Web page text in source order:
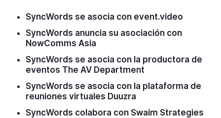
SyncWords se asocia con event.video
SyncWords anuncia su asociación con
NowComms Asia
SyncWords se asocia con la productora de
eventos The AV Department
SyncWords se asocia con la plataforma de
reuniones virtuales Duuzra
SyncWords colabora con Swaim Strategies